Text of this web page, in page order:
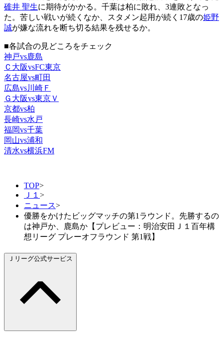
碓井 聖生に期待がかかる。千葉は柏に敗れ、3連敗となっ
た。苦しい戦いが続くなか、スタメン起用が続く17歳の姫野
誠が嫌な流れを断ち切る結果を残せるか。
■各試合の見どころをチェック
神戸vs鹿島
Ｃ大阪vsFC東京
名古屋vs町田
広島vs川崎Ｆ
Ｇ大阪vs東京Ｖ
京都vs柏
長崎vs水戸
福岡vs千葉
岡山vs浦和
清水vs横浜FM
TOP>
Ｊ１ >
ニュース>
優勝をかけたビッグマッチの第1ラウンド。先勝するの
は神戸か、鹿島か【プレビュー：明治安田Ｊ１百年構
想リーグ プレーオフラウンド 第1戦】
Ｊリーグ公式サービス